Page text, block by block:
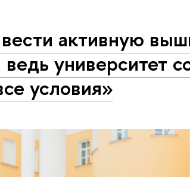
активную
университет
условия»